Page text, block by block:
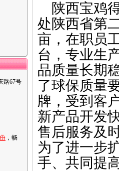
路67号
，畅
陕西宝鸡
处陕西省第
亩，在职员
台，专业生
品质量长期
了球保质量
牌，受到客
新产品开发
售后服务及
为了进一步
手、共同提